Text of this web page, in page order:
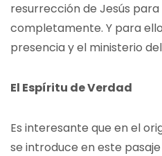
resurrección de Jesús
completamente. Y para
presencia y el ministerio
El Espíritu de Verdad
Es interesante que en el
se introduce en este pasaje